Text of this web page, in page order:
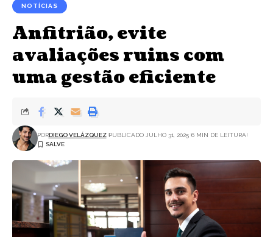
NOTÍCIAS
Anfitrião, evite
avaliações ruins com
uma gestão eficiente
PORDIEGO VELÁZQUEZ PUBLICADO JULHO 31, 2025 6 MIN DE LEITURA